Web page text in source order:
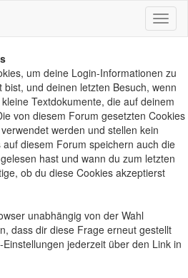
um deine Login-Informationen zu
und deinen letzten Besuch, wenn
Textdokumente, die auf deinem
von diesem Forum gesetzten Cookies
werden und stellen kein
diesem Forum speichern auch die
hast und wann du zum letzten
ob du diese Cookies akzeptierst
unabhängig von der Wahl
dass dir diese Frage erneut gestellt
jederzeit über den Link in